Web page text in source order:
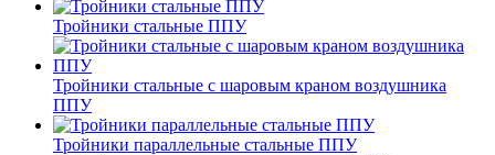
Тройники стальные ППУ
Тройники стальные с шаровым краном воздушника
ППУ
Тройники параллельные стальные ППУ